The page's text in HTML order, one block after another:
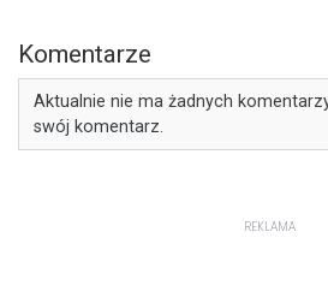
Komentarze
Aktualnie nie ma żadnych
swój komentarz.
REKLAMA